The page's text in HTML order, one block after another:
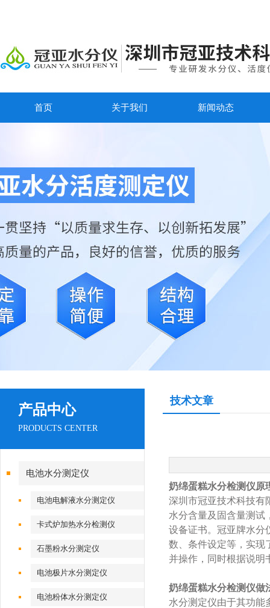
首页 关于我们 新闻动态
产品中心
PRODUCTS CENTER
电池水分测定仪
电池电解液水分测定仪
卡式炉加热水分检测仪
石墨粉水分测定仪
电池极片水分测定仪
电池粉体水分测定仪
技术文章
奶绵蛋糕水分检测仪原
深圳市冠亚技术科技有
水分含量及固含量测试
设备证书。冠亚牌水分
数、条件设定等，实现
并操作，同时根据说明
奶绵蛋糕水分检测仪做
水分测定仪由于其功能